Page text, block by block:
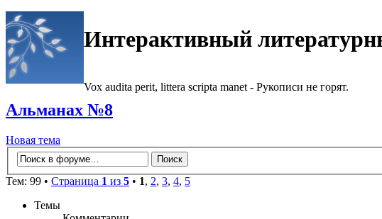
Интерактивный
Vox audita perit, littera scripta manet - Рукописи не горят.
Альманах №8
Новая тема
Тем: 99 • Страница 1 из 5 • 1, 2, 3, 4, 5
Темы